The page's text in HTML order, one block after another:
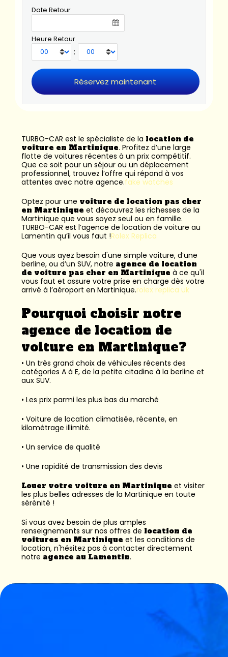
Date Retour
Heure Retour
:
TURBO-CAR est le spécialiste de la location de
voiture en Martinique. Profitez d’une large
flotte de voitures récentes à un prix compétitif.
Que ce soit pour un séjour ou un déplacement
professionnel, trouvez l’offre qui répond à vos
attentes avec notre agence.fake watches
Optez pour une voiture de location pas cher
en Martinique et découvrez les richesses de la
Martinique que vous soyez seul ou en famille.
TURBO-CAR est l’agence de location de voiture au
Lamentin qu’il vous faut !Rolex Replica
Que vous ayez besoin d'une simple voiture, d’une
berline, ou d’un SUV, notre agence de location
de voiture pas cher en Martinique à ce qu'il
vous faut et assure votre prise en charge dès votre
arrivé à l’aéroport en Martinique.rolex replica uk
Pourquoi choisir notre
agence de location de
voiture en Martinique?
• Un très grand choix de véhicules récents des
catégories A à E, de la petite citadine à la berline et
aux SUV.
• Les prix parmi les plus bas du marché
• Voiture de location climatisée, récente, en
kilométrage illimité.
• Un service de qualité
• Une rapidité de transmission des devis
Louer votre voiture en Martinique et visiter
les plus belles adresses de la Martinique en toute
sérénité !
Si vous avez besoin de plus amples
renseignements sur nos offres de location de
voitures en Martinique et les conditions de
location, n'hésitez pas à contacter directement
notre agence au Lamentin.